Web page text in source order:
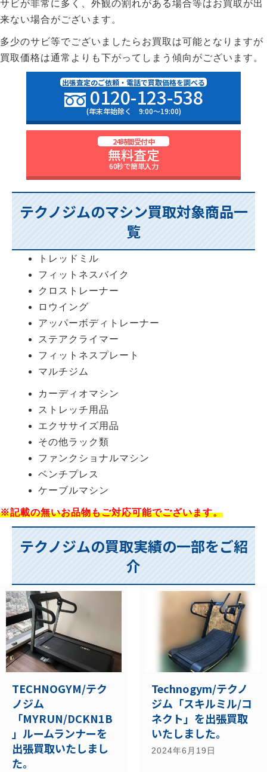
サビが非常に多く、外観の割れがある場合等はお買取が出
来ない場合がございます。
多少のサビ等でございましたらお買取は可能となりますが
買取価格は通常よりも下がってしまう傾向がございます。
出張査定のご依頼・電話で買取価格を調べる
0120-123-538
(年末年始除く 9:00〜19:00)
24時間受付中
無料査定
60秒で簡単入力
テクノジムのマシン買取対象商品一
覧
トレッドミル
フィットネスバイク
クロストレーナー
ロウイング
アッパーボディトレーナー
ステアクライマー
フィットネスプレート
マルチジム
カーディオマシン
ストレッチ用品
エクササイズ用品
その他ラック類
ファンクショナルマシン
ベンチプレス
ケーブルマシン
※記載の無いお品物もご対応可能でございます。
テクノジムの買取実績の一部をご紹
介
TECHNOGYM/テク
ノジム
「MYRUN/DCKN1B
」ルームランナーを
出張買取いたしまし
た。
Technogym/テクノ
ジム「スキルミル/コ
ネクト」を出張買取
いたしました。
2024年6月19日